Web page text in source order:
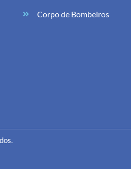
Corpo de Bombeiros